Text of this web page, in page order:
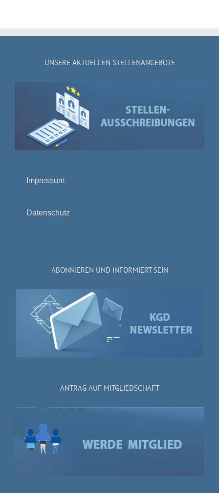
UNSERE AKTUELLEN STELLENANGEBOTE
Impressum
Datenschutz
ABONNIEREN UND INFORMIERT SEIN
ANTRAG AUF MITGLIEDSCHAFT